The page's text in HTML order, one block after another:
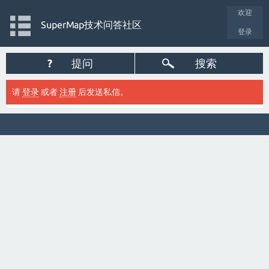
欢迎
登录
SuperMap技术问答社区
? 提问 搜索
请登录或者注册 后发送私信。